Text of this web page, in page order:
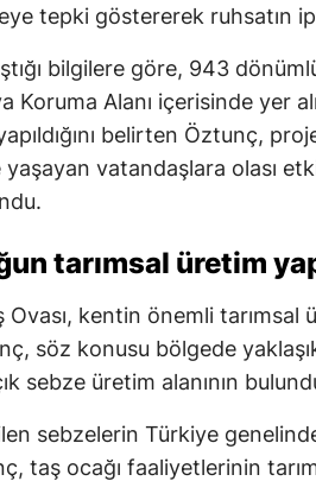
tepki göstererek ruhsatın
bilgilere göre, 943
Koruma Alanı içerisinde yer
belirten Öztunç,
vatandaşlara olası
tarımsal üretim
kentin önemli tarımsal
söz konusu bölgede
sebze üretim alanının
sebzelerin Türkiye
taş ocağı faaliyetlerinin